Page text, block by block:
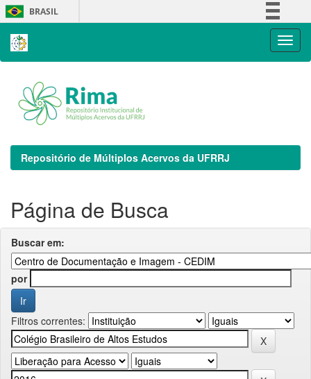
Skip
navigation
BRASIL
Repositório de Múltiplos Acervos da UFRRJ
Página de Busca
Buscar em:
por
Filtros correntes: